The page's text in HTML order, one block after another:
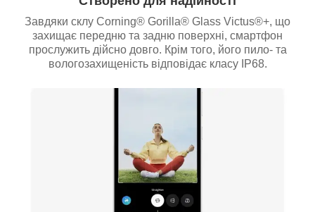
Завдяки склу Corning® Gorilla® Glass Victus®+, що
захищає передню та задню поверхні, смартфон
прослужить дійсно довго. Крім того, його пило- та
вологозахищеність відповідає класу IP68.